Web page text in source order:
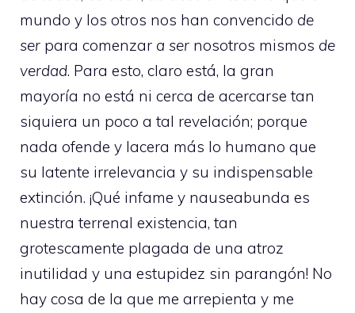
mundo y los otros nos han convencido de
ser para comenzar a ser nosotros mismos de
verdad. Para esto, claro está, la gran
mayoría no está ni cerca de acercarse tan
siquiera un poco a tal revelación; porque
nada ofende y lacera más lo humano que
su latente irrelevancia y su indispensable
extinción. ¡Qué infame y nauseabunda es
nuestra terrenal existencia, tan
grotescamente plagada de una atroz
inutilidad y una estupidez sin parangón! No
hay cosa de la que me arrepienta y me